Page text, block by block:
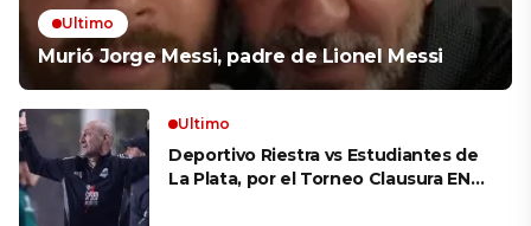
Ultimo
Murió Jorge Messi, padre de Lionel Messi
Ultimo
Deportivo Riestra vs Estudiantes de
La Plata, por el Torneo Clausura EN